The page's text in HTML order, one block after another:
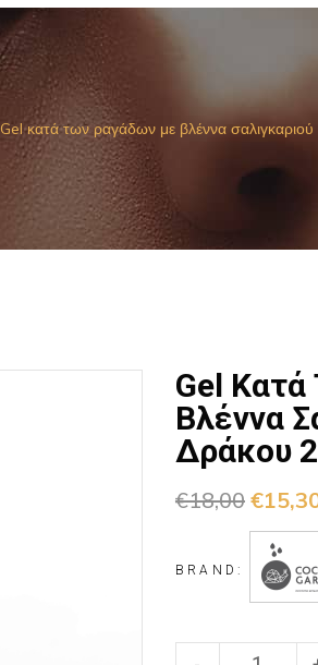
Gel κατά των ραγάδων με βλέννα
Gel
Βλέννα
Δράκου
€18,00 €
BRAND: